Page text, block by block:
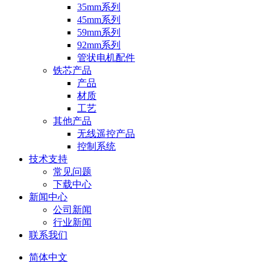
35mm系列
45mm系列
59mm系列
92mm系列
管状电机配件
铁芯产品
产品
材质
工艺
其他产品
无线遥控产品
控制系统
技术支持
常见问题
下载中心
新闻中心
公司新闻
行业新闻
联系我们
简体中文